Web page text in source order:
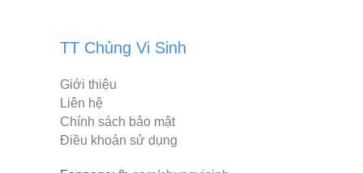
TT Chủng Vi Sinh
Giới thiệu
Liên hệ
Chính sách bảo mật
Điều khoản sử dụng